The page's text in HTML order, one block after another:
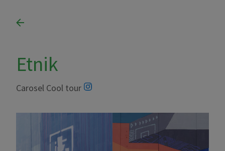
Etnik
Carosel Cool tour